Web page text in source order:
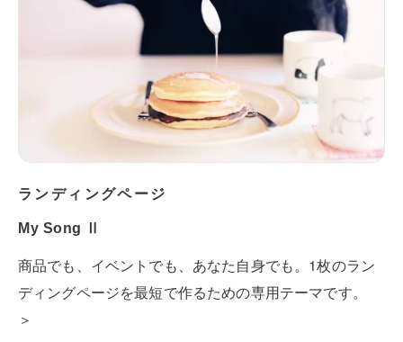
ランディングページ
My Song Ⅱ
商品でも、イベントでも、あなた自身でも。1枚のラン
ディングページを最短で作るための専用テーマです。
＞